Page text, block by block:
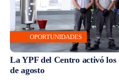
OPORTUNIDADES
La YPF del Centro activó los
de agosto